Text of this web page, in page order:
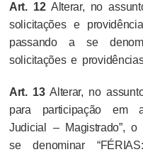
Art. 12Alterar, no
solicitações e
passando a se
solicitações e
Art. 13Alterar, no
para participação em
Judicial – Magistrado”, o
se denominar